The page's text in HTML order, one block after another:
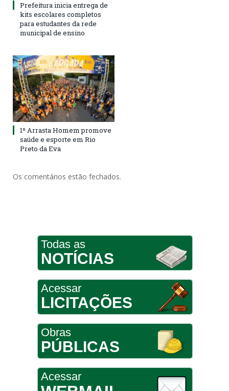
Prefeitura inicia entrega de
kits escolares completos
para estudantes da rede
municipal de ensino
1º Arrasta Homem promove
saúde e esporte em Rio
Preto da Eva
Os comentários estão fechados.
Todas as
NOTÍCIAS
Acessar
LICITAÇÕES
Obras
PÚBLICAS
Acessar